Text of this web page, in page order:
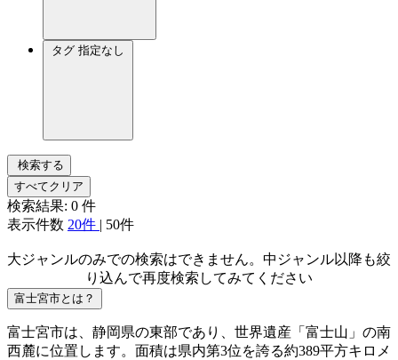
タグ 指定なし
検索する
すべてクリア
検索結果: 0 件
表示件数 20件 | 50件
大ジャンルのみでの検索はできません。中ジャンル以降も絞
り込んで再度検索してみてください
富士宮市とは？
富士宮市は、静岡県の東部であり、世界遺産「富士山」の南
西麓に位置します。面積は県内第3位を誇る約389平方キロメ